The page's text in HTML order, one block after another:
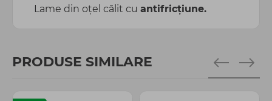
Lame din oțel călit cu antifricțiune.
PRODUSE SIMILARE